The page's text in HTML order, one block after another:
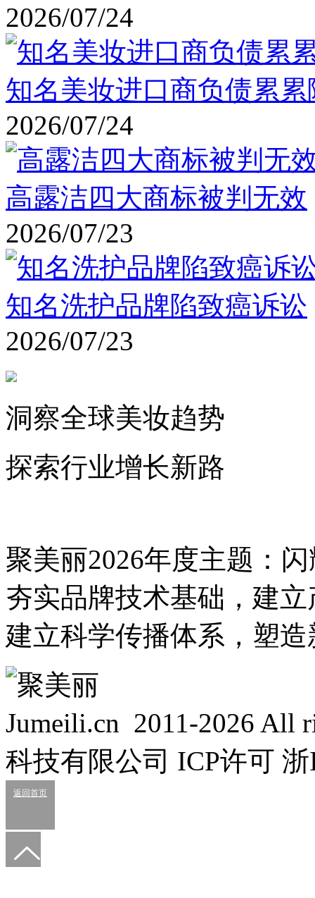
2026/07/24
知名美妆进口商负债累
2026/07/24
高露洁四大商标被判无效
2026/07/23
知名洗护品牌陷致癌诉讼
2026/07/23
洞察全球美妆趋势
探索行业增长新路
聚美丽2026年度主题：
夯实品牌技术基础，建
建立科学传播体系，塑
Jumeili.cn 2011-2026 All
科技有限公司 ICP许可
返回首页